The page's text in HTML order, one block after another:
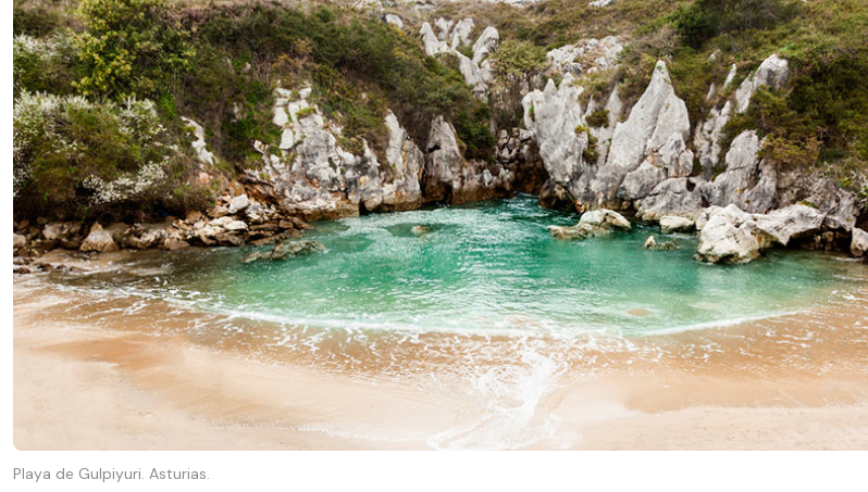
Playa de Gulpiyuri. Asturias.